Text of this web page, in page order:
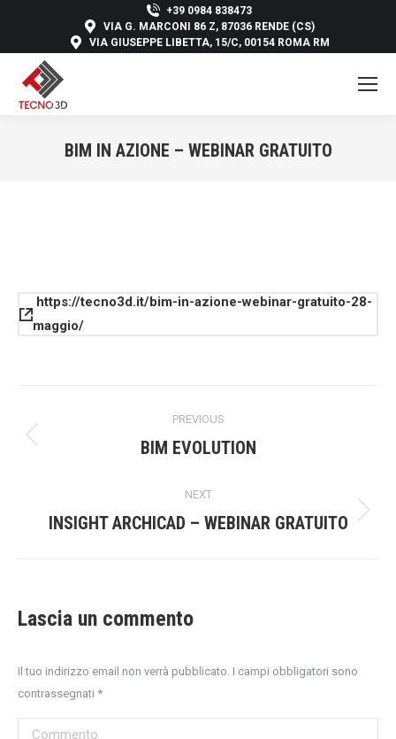
+39 0984 838473
VIA G. MARCONI 86 Z, 87036 RENDE (CS)
VIA GIUSEPPE LIBETTA, 15/C, 00154 ROMA RM
BIM IN AZIONE – WEBINAR GRATUITO
https://tecno3d.it/bim-in-azione-webinar-gratuito-28-
maggio/
navigation
PREVIOUS
Previous
BIM EVOLUTION
NEXT
Next
INSIGHT ARCHICAD – WEBINAR GRATUITO
Lascia un commento
Il tuo indirizzo email non verrà pubblicato. I campi obbligatori sono
contrassegnati *
Commento